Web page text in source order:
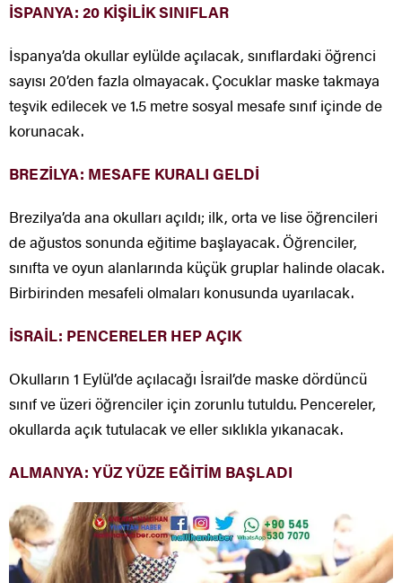
İSPANYA: 20 KİŞİLİK SINIFLAR
İspanya’da okullar eylülde açılacak, sınıflardaki öğrenci
sayısı 20’den fazla olmayacak. Çocuklar maske takmaya
teşvik edilecek ve 1.5 metre sosyal mesafe sınıf içinde de
korunacak.
BREZİLYA: MESAFE KURALI GELDİ
Brezilya’da ana okulları açıldı; ilk, orta ve lise öğrencileri
de ağustos sonunda eğitime başlayacak. Öğrenciler,
sınıfta ve oyun alanlarında küçük gruplar halinde olacak.
Birbirinden mesafeli olmaları konusunda uyarılacak.
İSRAİL: PENCERELER HEP AÇIK
Okulların 1 Eylül’de açılacağı İsrail’de maske dördüncü
sınıf ve üzeri öğrenciler için zorunlu tutuldu. Pencereler,
okullarda açık tutulacak ve eller sıklıkla yıkanacak.
ALMANYA: YÜZ YÜZE EĞİTİM BAŞLADI